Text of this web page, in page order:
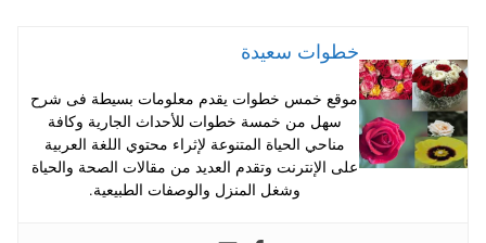
خطوات سعيدة
موقع خمس خطوات يقدم معلومات بسيطة فى شرح
سهل من خمسة خطوات للأحداث الجارية وكافة
مناحي الحياة المتنوعة لإثراء محتوي اللغة العربية
على الإنترنت وتقدم العديد من مقالات الصحة والحياة
وشغل المنزل والوصفات الطبيعية.